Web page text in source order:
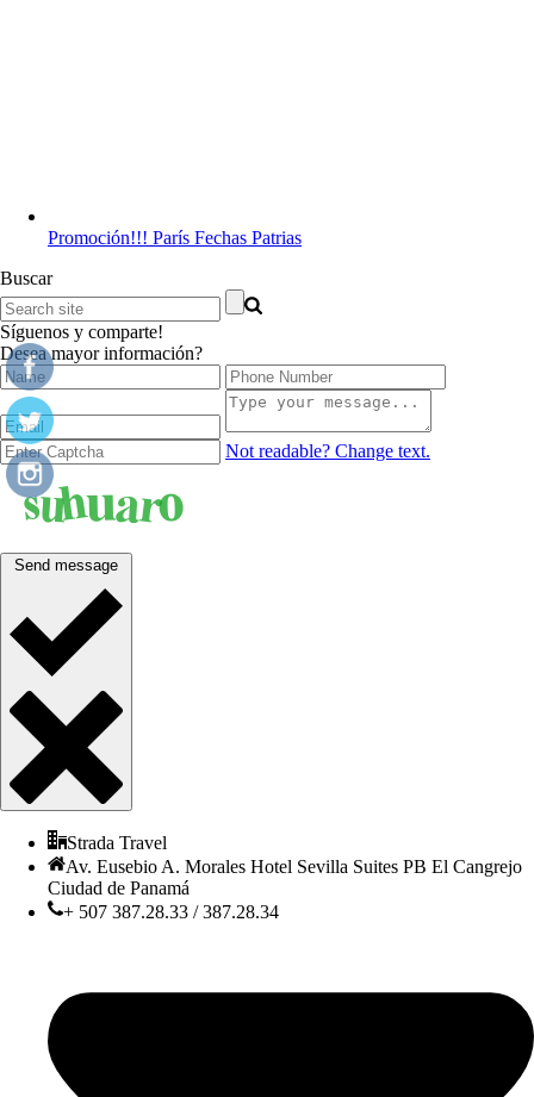
Promoción!!! París Fechas Patrias
Buscar
Síguenos y comparte!
Desea mayor información?
Not readable? Change text.
Send message
Strada Travel
Av. Eusebio A. Morales Hotel Sevilla Suites PB El Cangrejo
Ciudad de Panamá
+ 507 387.28.33 / 387.28.34